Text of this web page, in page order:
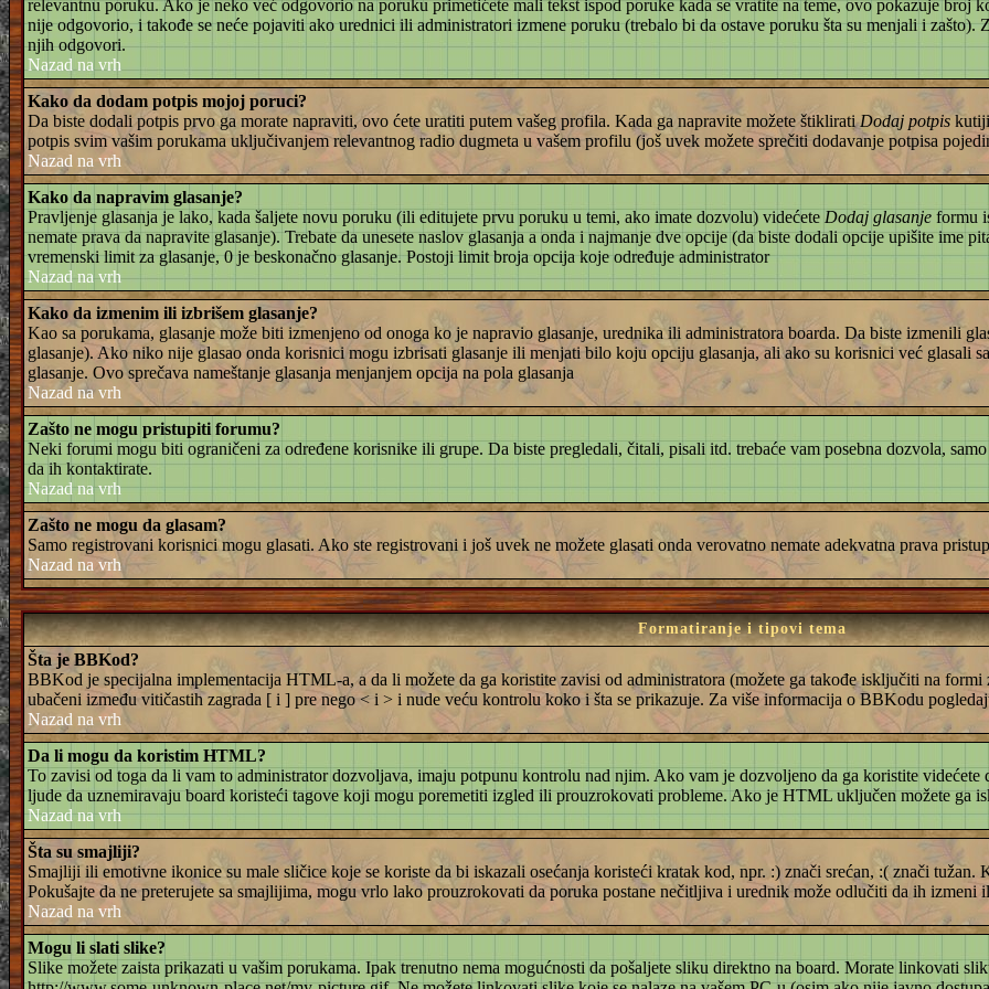
relevantnu poruku. Ako je neko već odgovorio na poruku primetićete mali tekst ispod poruke kada se vratite na teme, ovo pokazuje broj
nije odgovorio, i takođe se neće pojaviti ako urednici ili administratori izmene poruku (trebalo bi da ostave poruku šta su menjali i
njih odgovori.
Nazad na vrh
Kako da dodam potpis mojoj poruci?
Da biste dodali potpis prvo ga morate napraviti, ovo ćete uratiti putem vašeg profila. Kada ga napravite možete štikliratiDodaj potpis
potpis svim vašim porukama uključivanjem relevantnog radio dugmeta u vašem profilu (još uvek možete sprečiti dodavanje potpisa
Nazad na vrh
Kako da napravim glasanje?
Pravljenje glasanja je lako, kada šaljete novu poruku (ili editujete prvu poruku u temi, ako imate dozvolu) videćete Dodaj glasanje formu
nemate prava da napravite glasanje). Trebate da unesete naslov glasanja a onda i najmanje dve opcije (da biste dodali opcije upišite ime
vremenski limit za glasanje, 0 je beskonačno glasanje. Postoji limit broja opcija koje određuje administrator
Nazad na vrh
Kako da izmenim ili izbrišem glasanje?
Kao sa porukama, glasanje može biti izmenjeno od onoga ko je napravio glasanje, urednika ili administratora boarda. Da biste izmenili
glasanje). Ako niko nije glasao onda korisnici mogu izbrisati glasanje ili menjati bilo koju opciju glasanja, ali ako su korisnici već glasali
glasanje. Ovo sprečava nameštanje glasanja menjanjem opcija na pola glasanja
Nazad na vrh
Zašto ne mogu pristupiti forumu?
Neki forumi mogu biti ograničeni za određene korisnike ili grupe. Da biste pregledali, čitali, pisali itd. trebaće vam posebna dozvola,
da ih kontaktirate.
Nazad na vrh
Zašto ne mogu da glasam?
Samo registrovani korisnici mogu glasati. Ako ste registrovani i još uvek ne možete glasati onda verovatno nemate adekvatna prava
Nazad na vrh
Formatiranje i tipovi tema
Šta je BBKod?
BBKod je specijalna implementacija HTML-a, a da li možete da ga koristite zavisi od administratora (možete ga takođe isključiti na
ubačeni između vitičastih zagrada [ i ] pre nego < i > i nude veću kontrolu koko i šta se prikazuje. Za više informacija o BBKodu
Nazad na vrh
Da li mogu da koristim HTML?
To zavisi od toga da li vam to administrator dozvoljava, imaju potpunu kontrolu nad njim. Ako vam je dozvoljeno da ga koristite
ljude da uznemiravaju board koristeći tagove koji mogu poremetiti izgled ili prouzrokovati probleme. Ako je HTML uključen možete ga
Nazad na vrh
Šta su smajliji?
Smajliji ili emotivne ikonice su male sličice koje se koriste da bi iskazali osećanja koristeći kratak kod, npr. :) znači srećan, :( znači
Pokušajte da ne preterujete sa smajlijima, mogu vrlo lako prouzrokovati da poruka postane nečitljiva i urednik može odlučiti da ih izmeni
Nazad na vrh
Mogu li slati slike?
Slike možete zaista prikazati u vašim porukama. Ipak trenutno nema mogućnosti da pošaljete sliku direktno na board. Morate linkovati